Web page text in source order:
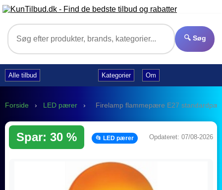
🔍 Søg
Alle tilbud Kategorier Om
Forside › LED pærer › Firelamp flammepære E27
Spar: 30 % 📂 LED pærer Opdateret: 07/08-2026